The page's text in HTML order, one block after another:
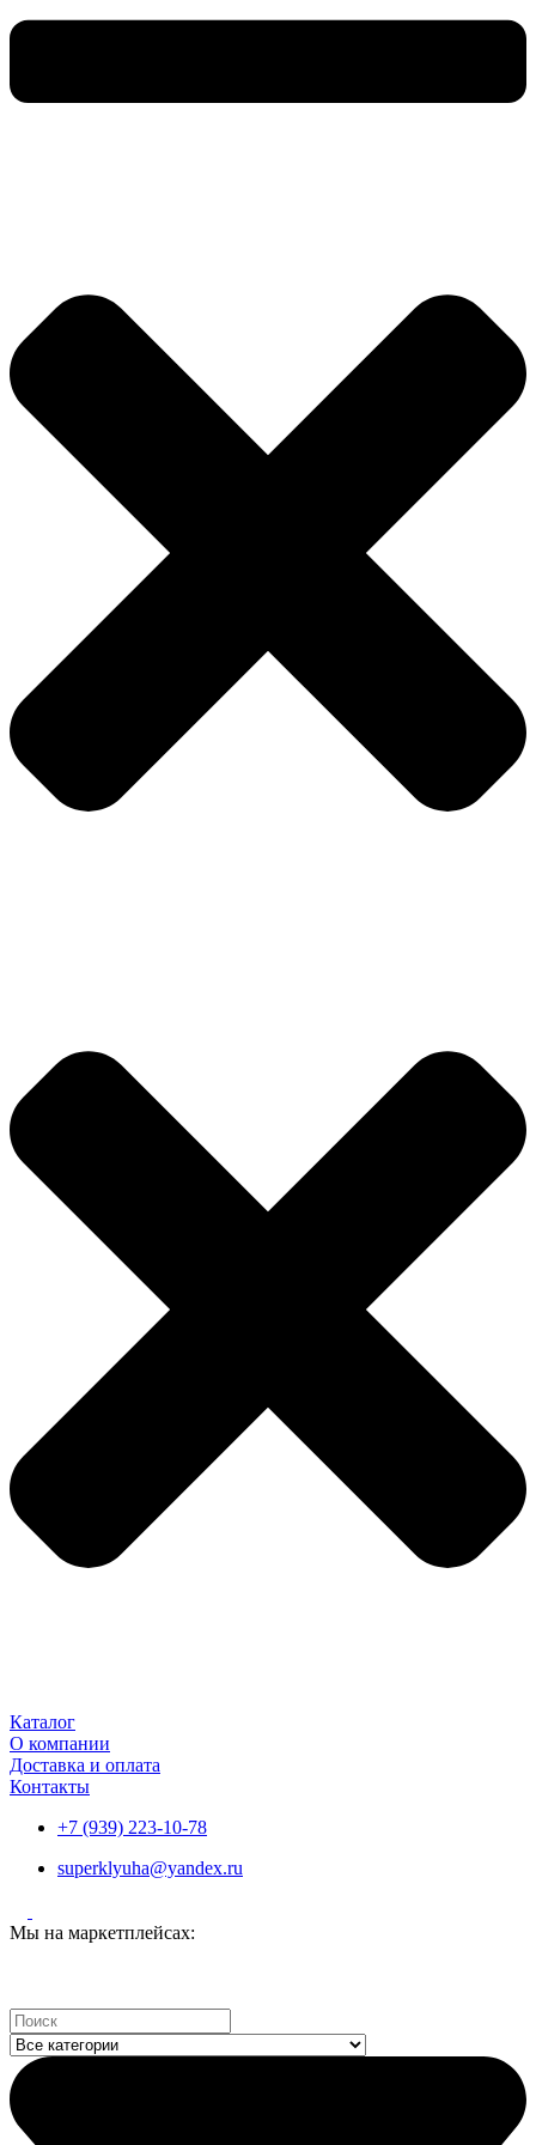
Каталог
О компании
Доставка и оплата
Контакты
+7 (939) 223-10-78
superklyuha@yandex.ru
Мы на маркетплейсах:
Search
...